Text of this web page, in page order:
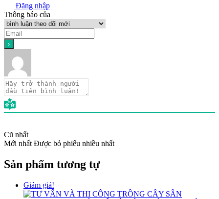
Đăng nhập
Thông báo của
Cũ nhất
Mới nhất Được bỏ phiếu nhiều nhất
Sản phẩm tương tự
Giảm giá!